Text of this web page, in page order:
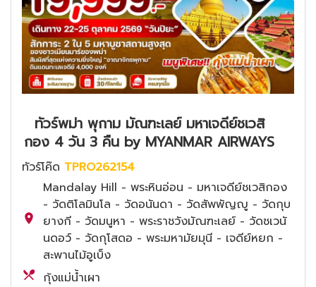
ทัวร์พม่า พุกาม มัณฑะเลย์ มหาเจดีย์ชเวสิ
กอง 4 วัน 3 คืน by MYANMAR AIRWAYS
ทัวร์โค๊ด TPRO262154
Mandalay Hill - พระหินอ่อน - มหาเจดีย์ชเวสิกอง
- วัดติโลมินโล - วัดอนันดา - วัดสัพพัญญู - วัดกุบ
ยางกี - วัดมนูหา - พระราชวังมัณฑะเลย์ - วัดชเวนั
นดอว์ - วัดกุโสดอ - พระมหามัยมุนี - เจดีย์หยก -
สะพานไม้อูเบ็ง
กุ้งแม่น้ำเผา